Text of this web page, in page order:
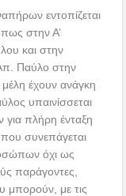
εντοπίζεται
στην Α’
και στην
Παύλο στην
έχουν ανάγκη
υπαινίσσεται
για πλήρη ένταξη
που συνεπάγεται
όχι ως
παράγοντες,
μπορούν, με τις